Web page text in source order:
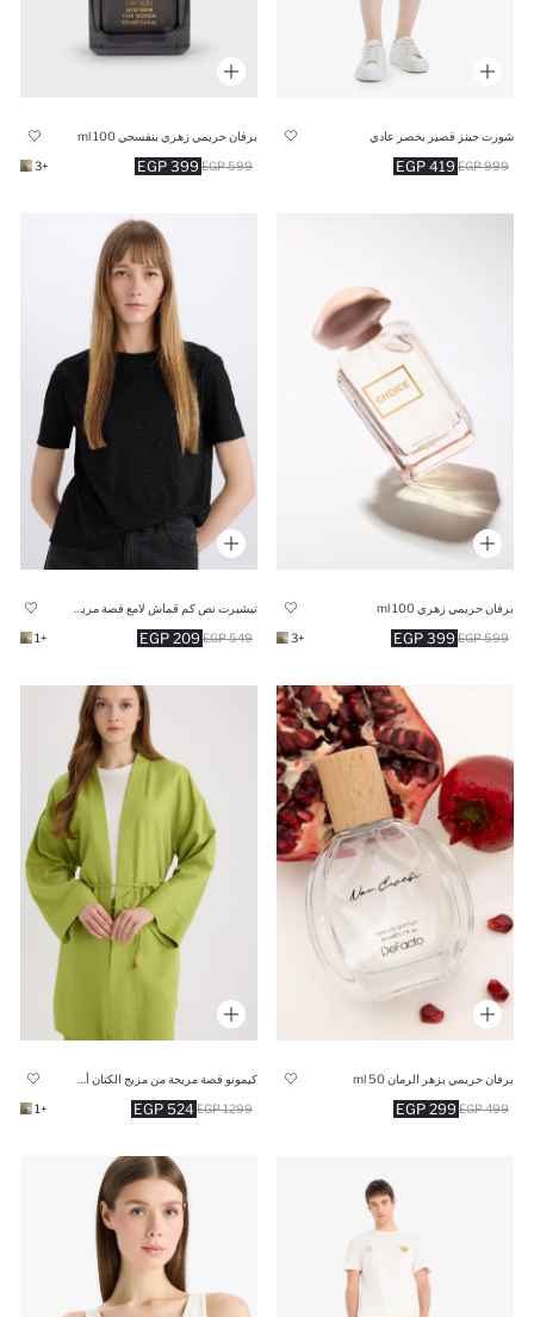
شورت جينز قصير بخصر عادي
419 EGP 999 EGP
برفان حريمي زهري بنفسجي 100 ml
399 EGP 599 EGP
+3
برفان حريمي زهري 100 ml
399 EGP 599 EGP
+3
209 EGP 549 EGP
+1
برفان حريمي بزهر الرمان 50 ml
299 EGP 499 EGP
كيمونو قصة مريحة من مزيج الكتان أخضر
524 EGP 1299 EGP
+1